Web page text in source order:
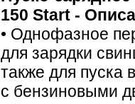
150 Start -
• Однофазное
для зарядки
также для пуска
с бензиновыми